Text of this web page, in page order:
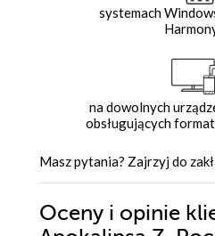
systemach
na dowolnych
obsługujących
Masz pytania? Zajrzyj do
Oceny i opinie